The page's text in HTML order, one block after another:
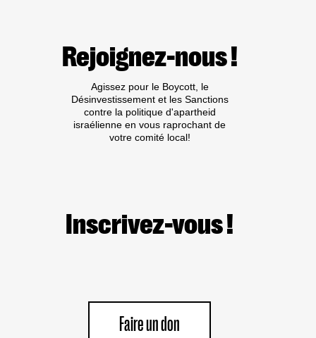
Rejoignez-nous !
Agissez pour le Boycott, le
Désinvestissement et les Sanctions
contre la politique d'apartheid
israélienne en vous raprochant de
votre comité local!
Inscrivez-vous !
Faire un don